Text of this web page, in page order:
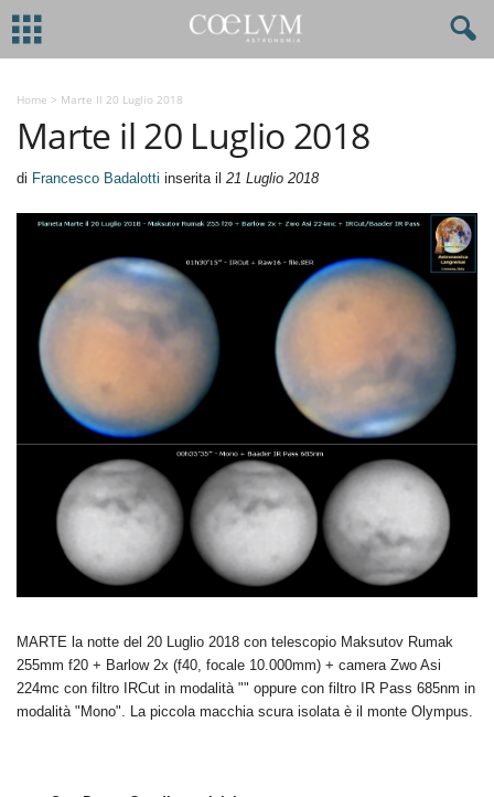
Home > Marte Il 20 Luglio 2018
Marte il 20 Luglio 2018
di Francesco Badalotti inserita il 21 Luglio 2018
MARTE la notte del 20 Luglio 2018 con telescopio Maksutov Rumak
255mm f20 + Barlow 2x (f40, focale 10.000mm) + camera Zwo Asi
224mc con filtro IRCut in modalità "" oppure con filtro IR Pass 685nm in
modalità "Mono". La piccola macchia scura isolata è il monte Olympus.